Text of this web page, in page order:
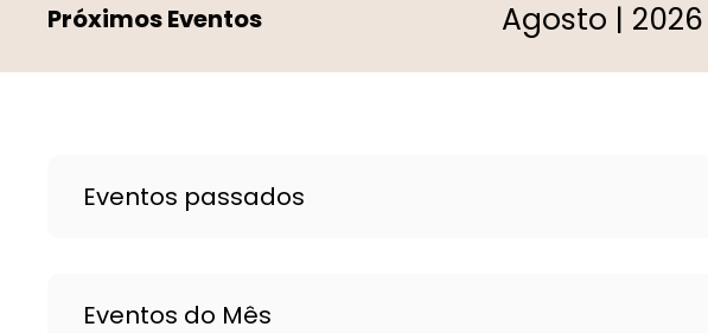
Próximos Eventos
Eventos passados
Eventos do Mês